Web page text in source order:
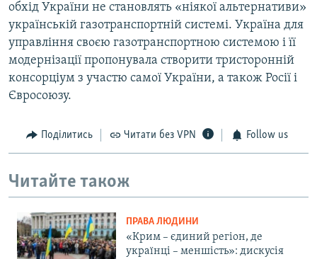
обхід України не становлять «ніякої альтернативи»
українській газотранспортній системі. Україна для
управління своєю газотранспортною системою і її
модернізації пропонувала створити тристоронній
консорціум з участю самої України, а також Росії і
Євросоюзу.
Поділитись Читати без VPN Follow us
Читайте також
ПРАВА ЛЮДИНИ
«Крим – єдиний регіон, де
українці – меншість»: дискусія